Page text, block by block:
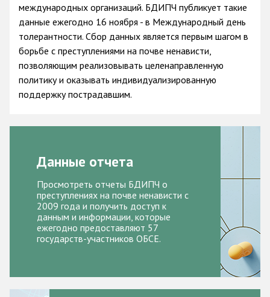
Карта сайта
Часто задаваемые вопросы
Racist and xenophobic hate crime
Anti-Semitic hate crime
Other hate crime based on religion or belief
Gender-based hate crime
Anti-LGBTI hate crime
Проекты БДИПЧ
международных организаций. БДИПЧ публикует такие
данные ежегодно 16 ноября - в Международный день
толерантности. Сбор данных является первым шагом в
борьбе с преступлениями на почве ненависти,
позволяющим реализовывать целенаправленную
политику и оказывать индивидуализированную
поддержку пострадавшим.
Данные отчета
Просмотреть отчеты БДИПЧ о
преступлениях на почве ненависти с
2009 года и получить доступ к
данным и информации, которые
ежегодно предоставляют 57
государств-участников ОБСЕ.